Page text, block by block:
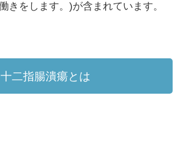
きをします。)が含まれています。
二指腸潰瘍とは